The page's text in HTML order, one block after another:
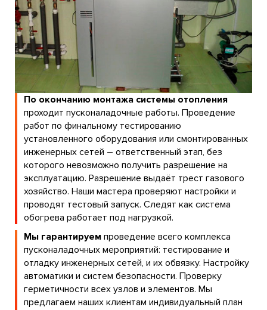
По окончанию монтажа системы отопления
проходит пусконаладочные работы. Проведение
работ по финальному тестированию
установленного оборудования или смонтированных
инженерных сетей – ответственный этап, без
которого невозможно получить разрешение на
эксплуатацию. Разрешение выдаёт трест газового
хозяйство. Наши мастера проверяют настройки и
проводят тестовый запуск. Следят как система
обогрева работает под нагрузкой.
Мы гарантируем проведение всего комплекса
пусконаладочных мероприятий: тестирование и
отладку инженерных сетей, и их обвязку. Настройку
автоматики и систем безопасности. Проверку
герметичности всех узлов и элементов. Мы
предлагаем наших клиентам индивидуальный план